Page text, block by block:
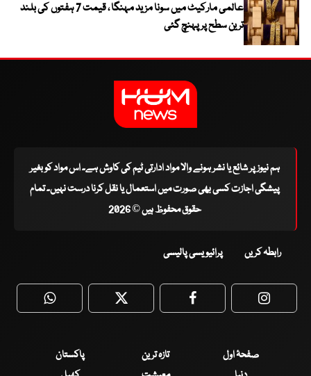
عالمی مارکیٹ میں سونا مزید مہنگا ، قیمت 7 ہفتوں کی بلند
ترین سطح پر پہنچ گئی
ہم نیوز پر شائع یا نشر ہونے والا مواد ادارتی ٹیم کی کاوش ہے۔ اس مواد کو بغیر
پیشگی اجازت کسی بھی صورت میں استعمال یا نقل کرنا درست نہیں۔ تمام
حقوق محفوظ ہیں © 2026
رابطہ کریں پرائیویسی پالیسی
WhatsApp Twitter Facebook
صفحۂ اول تازہ ترین
پاکستان